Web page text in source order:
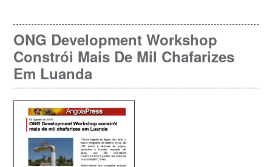
ONG Development Workshop
Constrói Mais De Mil Chafarizes
Em Luanda